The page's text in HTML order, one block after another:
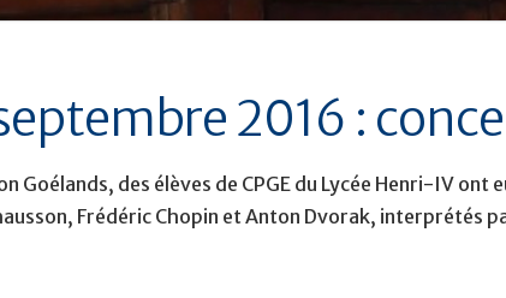
2016 :
Goélands, des élèves de CPGE du Lycée Henri-IV
Frédéric Chopin et Anton Dvorak, interprétés